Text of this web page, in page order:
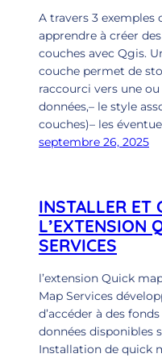
A travers 3 exemples
apprendre à créer
couches avec Qgis.
couche permet de
raccourci vers une
données,– le style
couches)– les
septembre 26, 2025
INSTALLER ET
L’EXTENSION
SERVICES
l’extension Quick
Map Services
d’accéder à des
données disponibles
Installation de quick